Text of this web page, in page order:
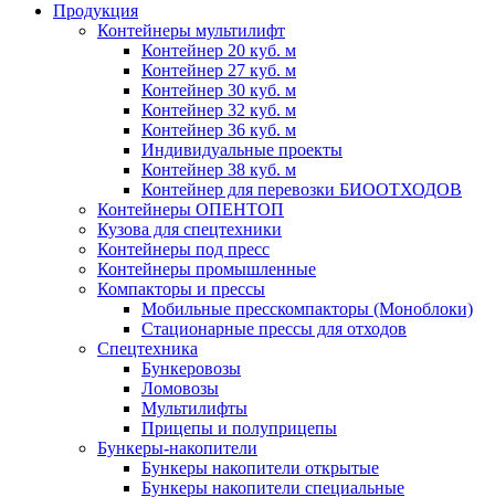
Продукция
Контейнеры мультилифт
Контейнер 20 куб. м
Контейнер 27 куб. м
Контейнер 30 куб. м
Контейнер 32 куб. м
Контейнер 36 куб. м
Индивидуальные проекты
Контейнер 38 куб. м
Контейнер для перевозки БИООТХОДОВ
Контейнеры ОПЕНТОП
Кузова для спецтехники
Контейнеры под пресс
Контейнеры промышленные
Компакторы и прессы
Мобильные пресскомпакторы (Моноблоки)
Стационарные прессы для отходов
Спецтехника
Бункеровозы
Ломовозы
Мультилифты
Прицепы и полуприцепы
Бункеры-накопители
Бункеры накопители открытые
Бункеры накопители специальные